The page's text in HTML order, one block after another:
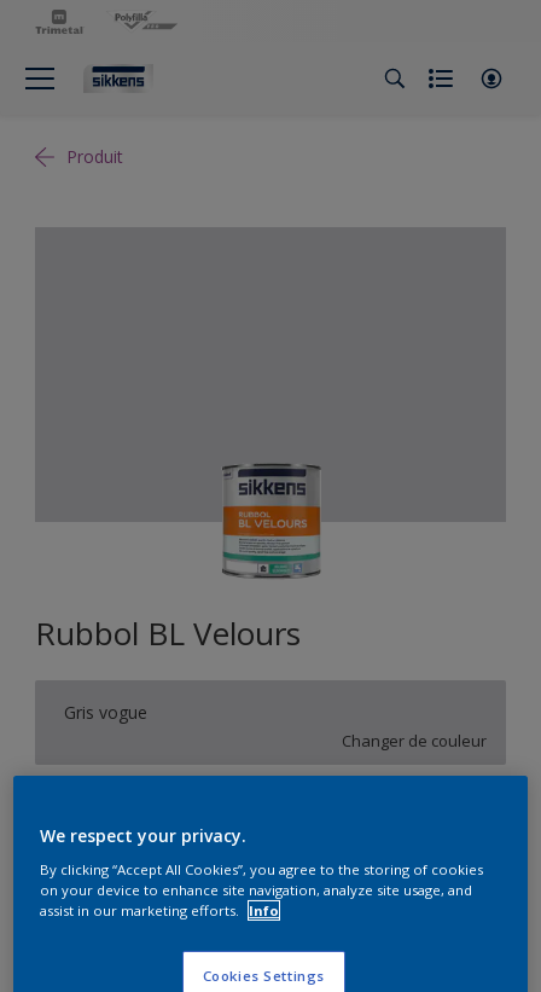
Produit
Rubbol BL Velours
Gris vogue
Changer de couleur
1L
Quantité Calculateur de peinture
Calculer
We respect your privacy.
By clicking “Accept All Cookies”, you agree to the storing of cookies
on your device to enhance site navigation, analyze site usage, and
assist in our marketing efforts.
Info
Cookies Settings